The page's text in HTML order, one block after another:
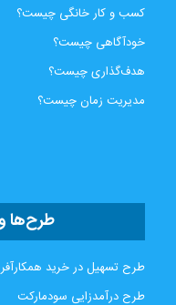
کسب و کار خانگی چیست؟
خودآگاهی چیست؟
هدف‌گذاری چیست؟
مدیریت زمان چیست؟
طرح‌ها
طرح تسهیل در خرید
طرح درآمدزایی سودمارکت